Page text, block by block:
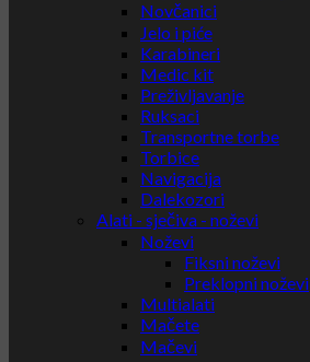
Novčanici
Jelo i piće
Karabineri
Medic kit
Preživljavanje
Ruksaci
Transportne torbe
Torbice
Navigacija
Dalekozori
Alati - sječiva - noževi
Noževi
Fiksni noževi
Preklopni noževi
Multialati
Mačete
Mačevi